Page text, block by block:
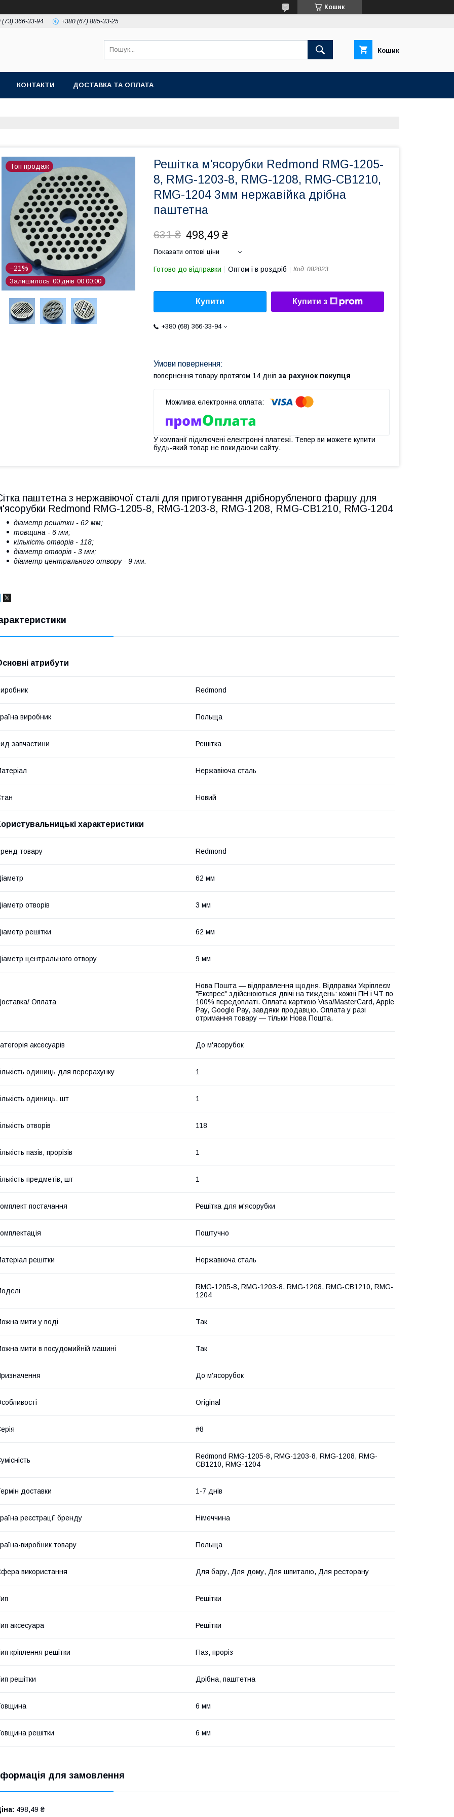
Кошик
(73) 366-33-94 +380 (67) 885-33-25
Кошик
КОНТАКТИ ДОСТАВКА ТА ОПЛАТА
Топ продаж
–21%
Залишилось 00 днів 00 00 00
Решітка м'ясорубки Redmond RMG-1205-
8, RMG-1203-8, RMG-1208, RMG-CB1210,
RMG-1204 3мм нержавійка дрібна
паштетна
631 ₴ 498,49 ₴
Показати оптові ціни
Готово до відправки Оптом і в роздріб Код: 082023
Купити Купити з
+380 (68) 366-33-94
повернення товару протягом 14 днів за рахунок покупця
У компанії підключені електронні платежі. Тепер ви можете купити
будь-який товар не покидаючи сайту.
паштетна з нержавіючої сталі для приготування дрібнорубленого фаршу для
Redmond RMG-1205-8, RMG-1203-8, RMG-1208, RMG-CB1210, RMG-1204
діаметр решітки - 62 мм;
товщина - 6 мм;
кількість отворів - 118;
діаметр отворів - 3 мм;
діаметр центрального отвору - 9 мм.
атрибути
Redmond
виробник Польща
запчастини Решітка
Нержавіюча сталь
Новий
характеристики
товару Redmond
62 мм
отворів 3 мм
решітки 62 мм
центрального отвору 9 мм
Оплата
Нова Пошта — відправлення щодня. Відправки Укріплеєм
"Експрес" здійснюються двічі на тиждень: кожні ПН і ЧТ по
100% передоплаті. Оплата карткою Visa/MasterCard, Apple
Pay, Google Pay, завдяки продавцю. Оплата у разі
отримання товару — тільки Нова Пошта.
аксесуарів До м'ясорубок
одиниць для перерахунку 1
одиниць, шт 1
отворів 118
пазів, прорізів 1
предметів, шт 1
постачання Решітка для м'ясорубки
Поштучно
решітки Нержавіюча сталь
RMG-1205-8, RMG-1203-8, RMG-1208, RMG-CB1210, RMG-
1204
мити у воді Так
мити в посудомийній машині Так
До м'ясорубок
Original
#8
Redmond RMG-1205-8, RMG-1203-8, RMG-1208, RMG-
CB1210, RMG-1204
доставки 1-7 днів
реєстрації бренду Німеччина
виробник товару Польща
використання Для бару, Для дому, Для шпиталю, Для ресторану
Решітки
аксесуара Решітки
кріплення решітки Паз, проріз
решітки Дрібна, паштетна
6 мм
решітки 6 мм
для замовлення
498,49 ₴